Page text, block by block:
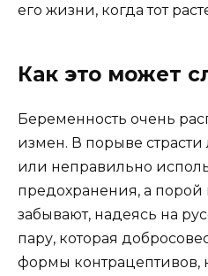
его жизни, когда тот
Как это может
Беременность очень
измен. В порыве
или неправильно
предохранения, а порой
забывают, надеясь на
пару, которая
формы контрацептивов,